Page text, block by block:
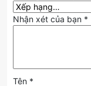
Nhận xét của bạn *
Tên *